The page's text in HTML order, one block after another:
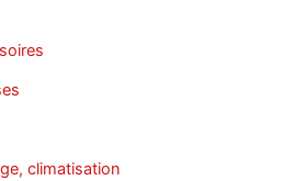
climatisation